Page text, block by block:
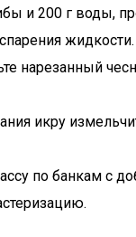
и 200 г воды,
жидкости.
нарезанный
икру
по банкам с